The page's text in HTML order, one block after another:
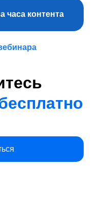
часа контента